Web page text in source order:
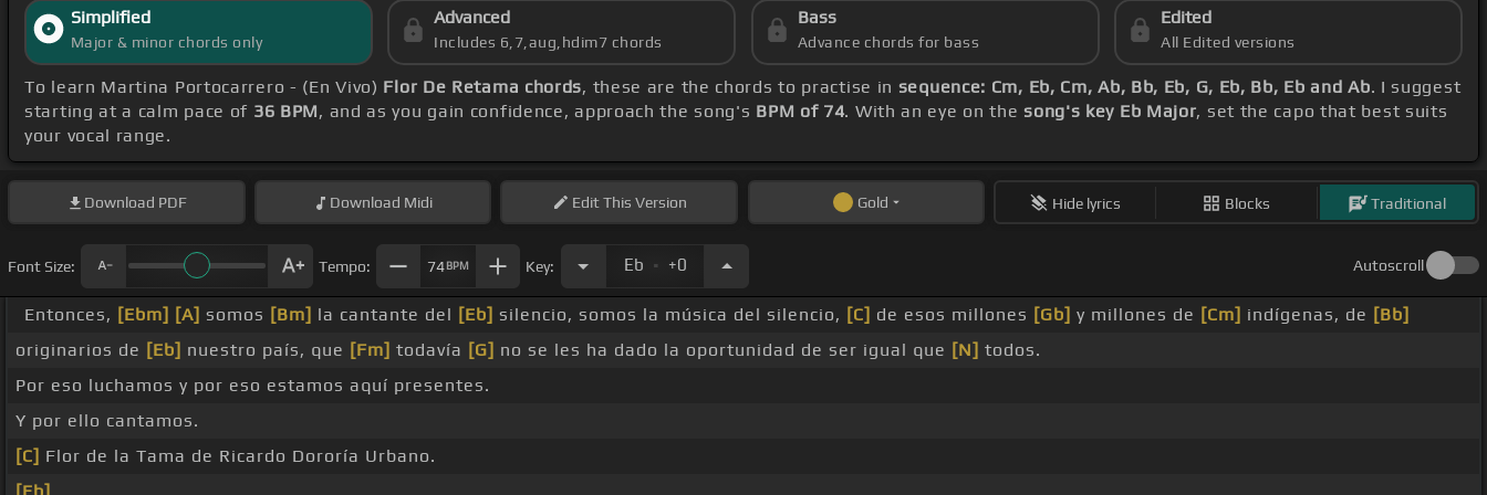
Simplified
Major & minor chords only
Advanced
Includes 6,7,aug,hdim7 chords
Bass
Advance chords for bass
Edited
All Edited versions
To learn Martina Portocarrero - (En Vivo) Flor De Retama chords, these are the chords to practise in sequence: Cm, Eb, Cm, Ab, Bb, Eb, G, Eb, Bb, Eb and Ab. I suggest
starting at a calm pace of 36 BPM, and as you gain confidence, approach the song's BPM of 74. With an eye on thesong's key Eb Major, set the capo that best suits
your vocal range.
Download PDF Download Midi EditThis Version Gold Hide lyrics Blocks Traditional
Font Size: Tempo: 74BPM Key: Eb . +0 Autoscroll
Entonces, [Ebm] [A] somos [Bm] la cantante del [Eb] silencio, somos la música del silencio, [C] de esos millones [Gb] y millones de [Cm] indígenas, de [Bb]
originarios de [Eb] nuestro país, que [Fm] todavía [G] no se les ha dado la oportunidad de ser igual que [N] todos.
Por eso luchamos y por eso estamos aquí presentes.
Y por ello cantamos.
[C] Flor de la Tama de Ricardo Dororía Urbano.